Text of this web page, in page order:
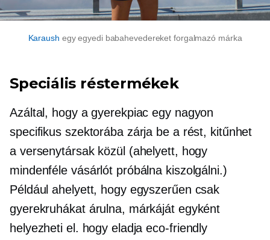
Karaush egy egyedi babahevedereket forgalmazó márka
Speciális réstermékek
Azáltal, hogy a gyerekpiac egy nagyon
specifikus szektorába zárja be a rést, kitűnhet
a versenytársak közül (ahelyett, hogy
mindenféle vásárlót próbálna kiszolgálni.)
Például ahelyett, hogy egyszerűen csak
gyerekruhákat árulna, márkáját egyként
helyezheti el. hogy eladjaeco-friendly